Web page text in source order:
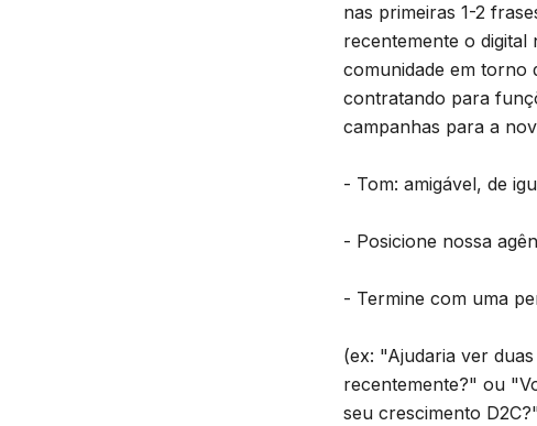
nas primeiras 1-2
recentemente o
comunidade em torno
contratando para
campanhas para a
- Tom: amigável, de
- Posicione nossa
- Termine com uma
(ex: "Ajudaria ver
recentemente?" ou
seu crescimento